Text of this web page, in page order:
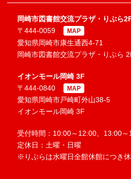
岡崎市図書館交流プラザ・りぶら
〒444-0059
MAP
愛知県岡崎市康生通西4-71
岡崎市図書館交流プラザ・りぶら
イオンモール岡崎 3F
〒444-0840
MAP
愛知県岡崎市戸崎町外山38-5
イオンモール岡崎 3F
受付時間：10:00～12:00、13:00～
定休日：土曜・日曜
※りぶらは水曜日全館休館につき